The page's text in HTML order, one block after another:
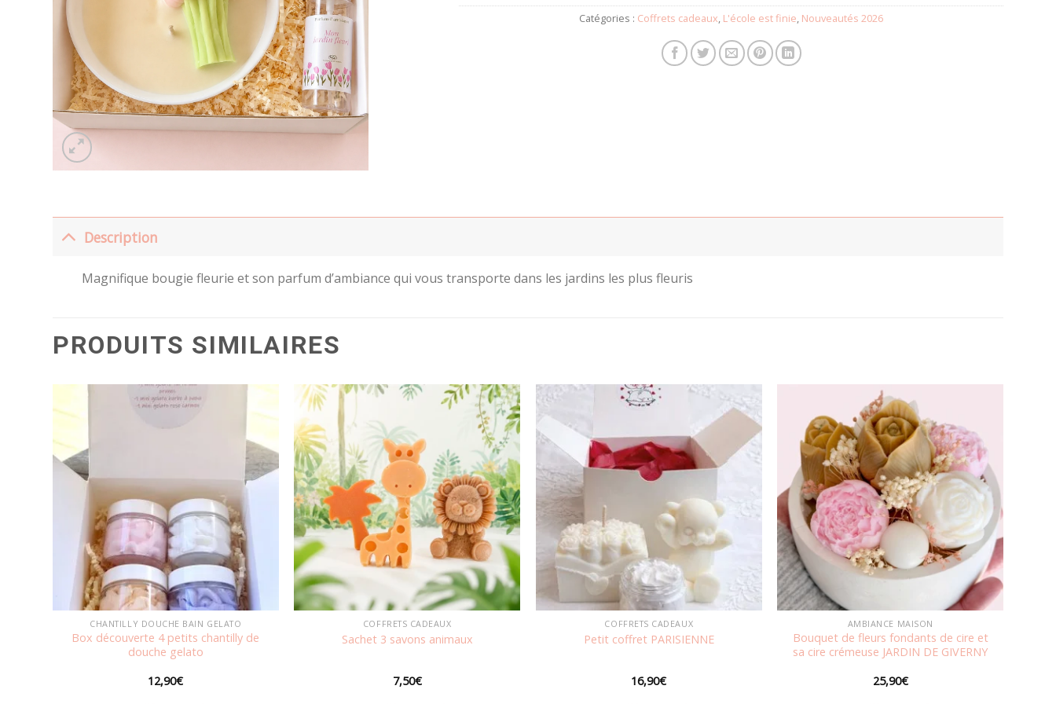
Catégories : Coffrets cadeaux, L'école est finie, Nouveautés 2026
Description
Magnifique bougie fleurie et son parfum d’ambiance qui vous transporte dans les jardins les plus fleuris
PRODUITS SIMILAIRES
Ajouter
à la
wishlist
CHANTILLY DOUCHE BAIN GELATO
Box découverte 4 petits chantilly de
douche gelato
12,90€
Ajouter
à la
wishlist
COFFRETS CADEAUX
Sachet 3 savons animaux
7,50€
Ajouter
à la
COFFRETS CADEAUX
Petit coffret PARISIENNE
16,90€
Ajouter
à la
wishlist
AMBIANCE MAISON
Bouquet de fleurs fondants de cire et
sa cire crémeuse JARDIN DE GIVERNY
25,90€